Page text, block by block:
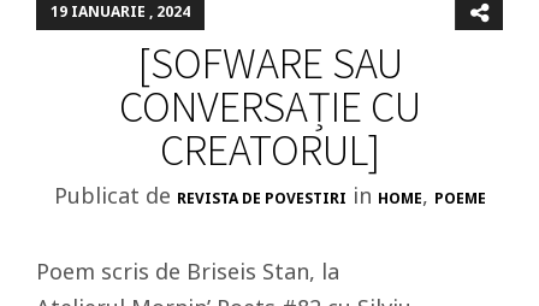
19 IANUARIE , 2024
[SOFWARE SAU
CONVERSAȚIE CU
CREATORUL]
Publicat de REVISTA DE POVESTIRI in HOME, POEME
Poem scris de Briseis Stan, la